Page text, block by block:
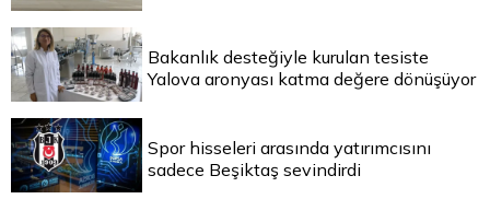
Bakanlık desteğiyle kurulan tesiste
Yalova aronyası katma değere dönüşüyor
Spor hisseleri arasında yatırımcısını
sadece Beşiktaş sevindirdi